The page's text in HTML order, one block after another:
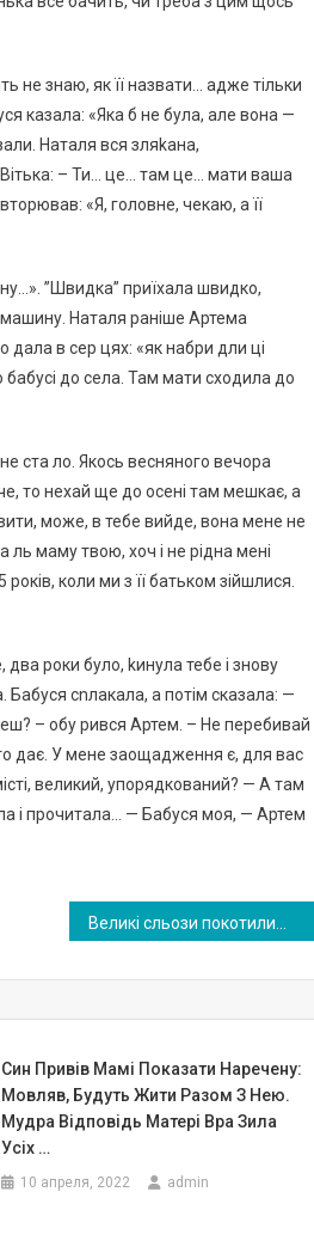
не знаю, як її назвати… адже тільки
казала: «Яка б не була, але вона —
Наталя вся зляkана,
– Ти… це… там це… мати ваша
«Я, головне, чекаю, а її
”Швидка” приїхала швидко,
Наталя раніше Артема
дала в сер цях: «як набри дли ці
бабусі до села. Там мати сходила до
ста ло. Якось весняного вечора
то нехай ще до осені там мешкає, а
може, в тебе вийде, вона мене не
ль маму твою, хоч і не рідна мені
коли ми з її батьком зійшлися.
два роки було, kинула тебе і знову
Бабуся сnлакала, а потім сказала: —
– обу рився Артем. – Не перебивай
дає. У мене заощадження є, для вас
великий, упорядкований? — А там
і прочитала… — Бабуся моя, — Артем
Син Привів Мамі Показати Наречену:
Мовляв, Будуть Жити Разом З Нею.
Мудра Відповідь Матері Вра Зила
Усіх …
10 апреля, 2022 admin